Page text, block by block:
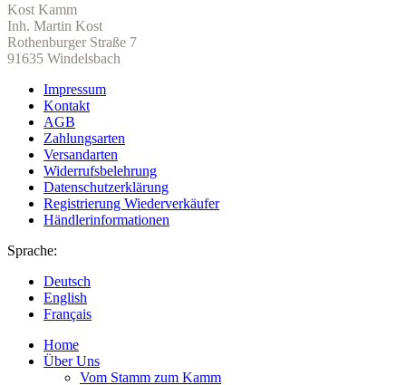
Kost Kamm
Inh. Martin Kost
Rothenburger Straße 7
91635 Windelsbach
Impressum
Kontakt
AGB
Zahlungsarten
Versandarten
Widerrufsbelehrung
Datenschutzerklärung
Registrierung Wiederverkäufer
Händlerinformationen
Sprache:
Deutsch
English
Français
Home
Über Uns
Vom Stamm zum Kamm